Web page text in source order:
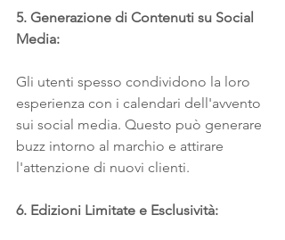
5. Generazione di Contenuti su Social
Media:
Gli utenti spesso condividono la loro
esperienza con i calendari dell'avvento
sui social media. Questo può generare
buzz intorno al marchio e attirare
l'attenzione di nuovi clienti.
6. Edizioni Limitate e Esclusività: